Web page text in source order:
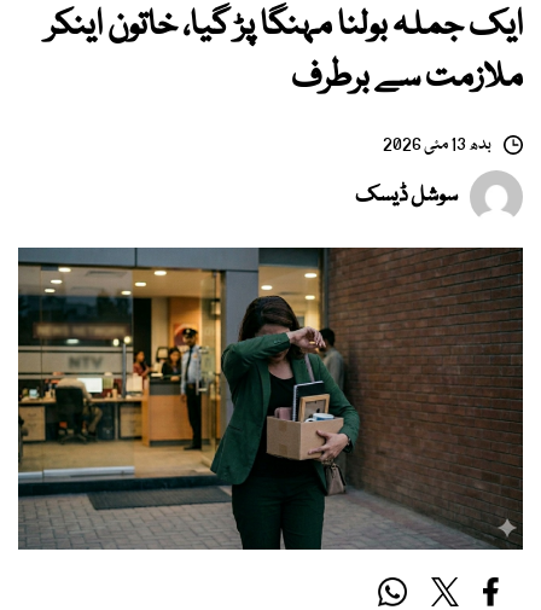
ایک جملہ بولنا مہنگا پڑ گیا، خاتون اینکر
ملازمت سے برطرف
بدھ 13 مئی 2026
سوشل ڈیسک